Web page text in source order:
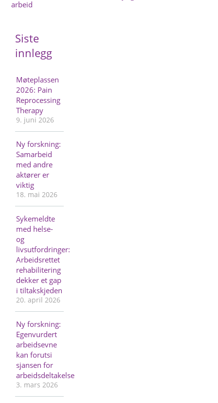
arbeid
Siste
innlegg
Møteplassen
2026: Pain
Reprocessing
Therapy
9. juni 2026
Ny forskning:
Samarbeid
med andre
aktører er
viktig
18. mai 2026
Sykemeldte
med helse-
og
livsutfordringer:
Arbeidsrettet
rehabilitering
dekker et gap
i tiltakskjeden
20. april 2026
Ny forskning:
Egenvurdert
arbeidsevne
kan forutsi
sjansen for
arbeidsdeltakelse
3. mars 2026